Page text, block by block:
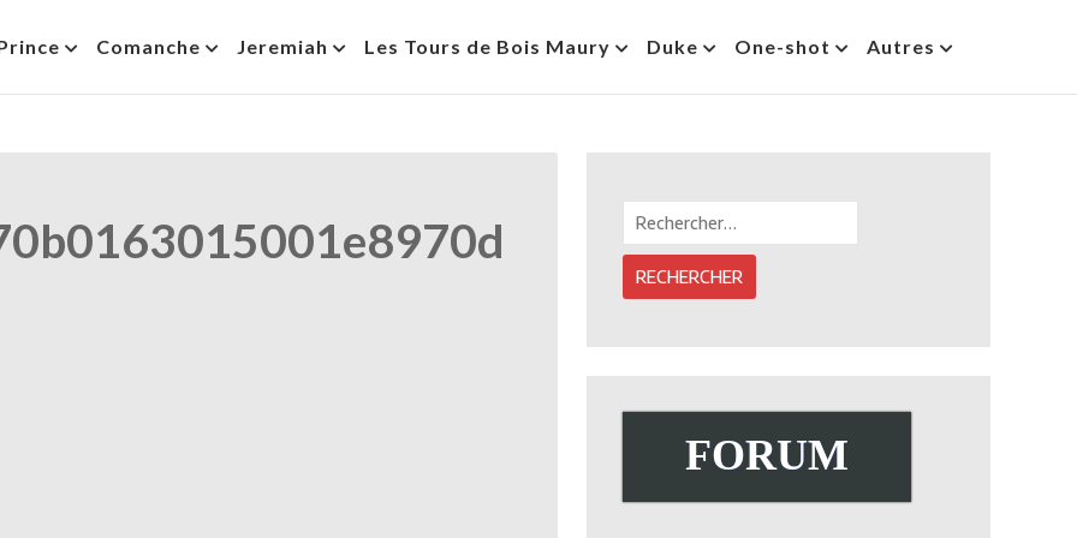
Comanche Jeremiah Les Tours de Bois Maury Duke One-shot Autres
FORUM